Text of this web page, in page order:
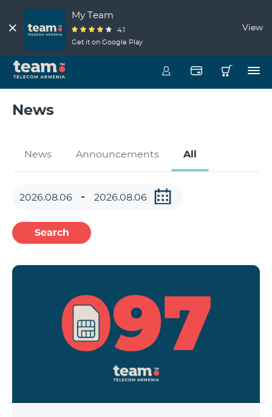
My Team
4.1
Get it on Google Play
View
News
News Announcements All
Search